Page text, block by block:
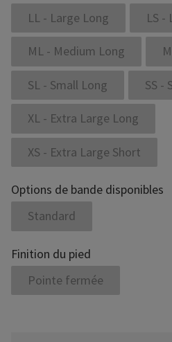
LL - Large Long
LS -
ML - Medium Long
SL - Small Long SS -
XL - Extra Large Long
XS - Extra Large Short
Options de bande disponibles
Standard
Finition du pied
Pointe fermée